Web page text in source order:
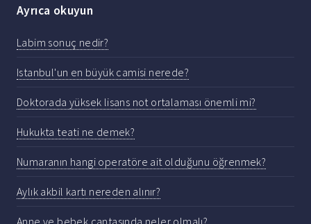
Ayrıca okuyun
Labim sonuç nedir?
Istanbul'un en büyük camisi nerede?
Doktorada yüksek lisans not ortalaması önemli mi?
Hukukta teati ne demek?
Numaranın hangi operatöre ait olduğunu öğrenmek?
Aylık akbil kartı nereden alınır?
Anne ve bebek çantasında neler olmalı?